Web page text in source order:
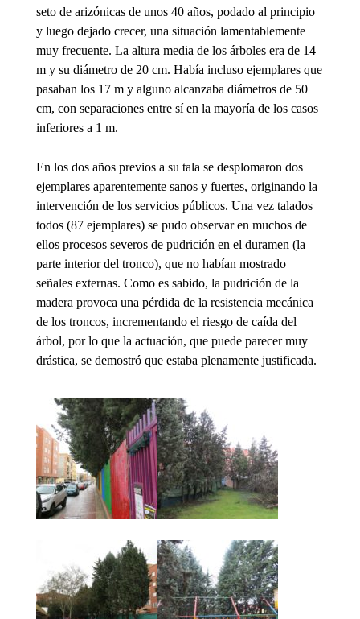
seto de arizónicas de unos 40 años, podado al principio
y luego dejado crecer, una situación lamentablemente
muy frecuente. La altura media de los árboles era de 14
m y su diámetro de 20 cm. Había incluso ejemplares que
pasaban los 17 m y alguno alcanzaba diámetros de 50
cm, con separaciones entre sí en la mayoría de los casos
inferiores a 1 m.
En los dos años previos a su tala se desplomaron dos
ejemplares aparentemente sanos y fuertes, originando la
intervención de los servicios públicos. Una vez talados
todos (87 ejemplares) se pudo observar en muchos de
ellos procesos severos de pudrición en el duramen (la
parte interior del tronco), que no habían mostrado
señales externas. Como es sabido, la pudrición de la
madera provoca una pérdida de la resistencia mecánica
de los troncos, incrementando el riesgo de caída del
árbol, por lo que la actuación, que puede parecer muy
drástica, se demostró que estaba plenamente justificada.